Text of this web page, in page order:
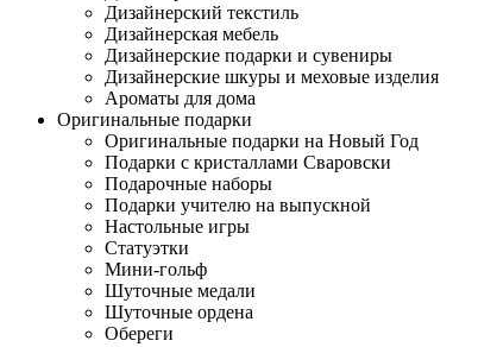
Дизайнерский текстиль
Дизайнерская мебель
Дизайнерские подарки и сувениры
Дизайнерские шкуры и меховые изделия
Ароматы для дома
Оригинальные подарки
Оригинальные подарки на Новый Год
Подарки с кристаллами Сваровски
Подарочные наборы
Подарки учителю на выпускной
Настольные игры
Статуэтки
Мини-гольф
Шуточные медали
Шуточные ордена
Обереги